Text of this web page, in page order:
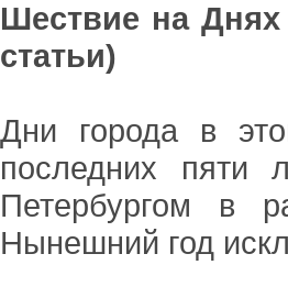
Шествие на
статьи)
Дни города в
последних пяти
Петербургом в
Нынешний год